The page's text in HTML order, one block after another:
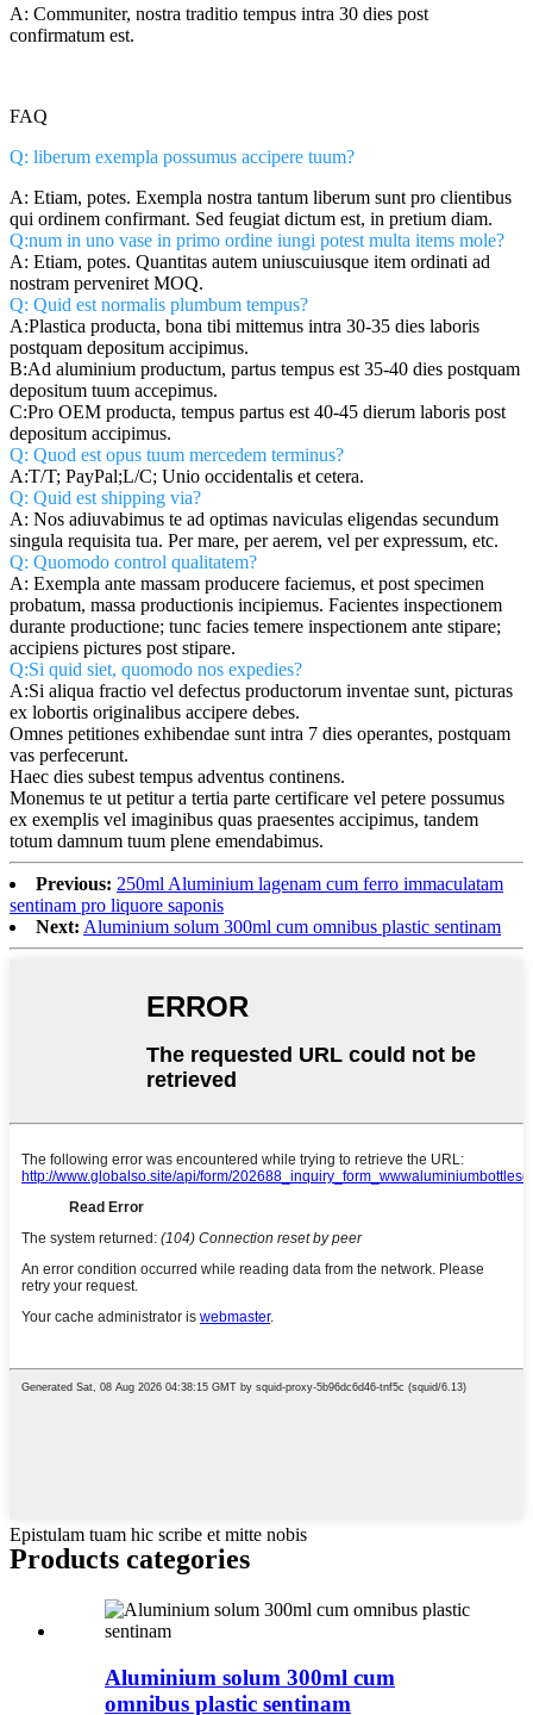
A: Communiter, nostra traditio tempus intra 30 dies post
confirmatum est.
FAQ
Q: liberum exempla possumus accipere tuum?
A: Etiam, potes. Exempla nostra tantum liberum sunt pro clientibus
qui ordinem confirmant. Sed feugiat dictum est, in pretium diam.
Q:num in uno vase in primo ordine iungi potest multa items mole?
A: Etiam, potes. Quantitas autem uniuscuiusque item ordinati ad
nostram perveniret MOQ.
Q: Quid est normalis plumbum tempus?
A:Plastica producta, bona tibi mittemus intra 30-35 dies laboris
postquam depositum accipimus.
B:Ad aluminium productum, partus tempus est 35-40 dies postquam
depositum tuum accepimus.
C:Pro OEM producta, tempus partus est 40-45 dierum laboris post
depositum accipimus.
Q: Quod est opus tuum mercedem terminus?
A:T/T; PayPal;L/C; Unio occidentalis et cetera.
Q: Quid est shipping via?
A: Nos adiuvabimus te ad optimas naviculas eligendas secundum
singula requisita tua. Per mare, per aerem, vel per expressum, etc.
Q: Quomodo control qualitatem?
A: Exempla ante massam producere faciemus, et post specimen
probatum, massa productionis incipiemus. Facientes inspectionem
durante productione; tunc facies temere inspectionem ante stipare;
accipiens pictures post stipare.
Q:Si quid siet, quomodo nos expedies?
A:Si aliqua fractio vel defectus productorum inventae sunt, picturas
ex lobortis originalibus accipere debes.
Omnes petitiones exhibendae sunt intra 7 dies operantes, postquam
vas perfecerunt.
Haec dies subest tempus adventus continens.
Monemus te ut petitur a tertia parte certificare vel petere possumus
ex exemplis vel imaginibus quas praesentes accipimus, tandem
totum damnum tuum plene emendabimus.
Previous: 250ml Aluminium lagenam cum ferro immaculatam
sentinam pro liquore saponis
Next: Aluminium solum 300ml cum omnibus plastic sentinam
Epistulam tuam hic scribe et mitte nobis
Products categories
Aluminium solum 300ml cum
omnibus plastic sentinam